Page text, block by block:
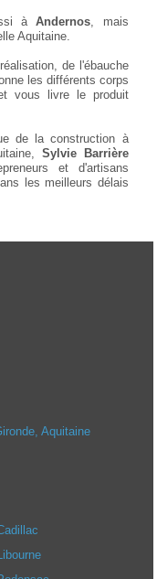
àAndernos , mais
Aquitaine.
de l'ébauche
les différents corps
vous livre le produit
de la construction à
Sylvie Barrière
et d'artisans
les meilleurs délais
Aquitaine